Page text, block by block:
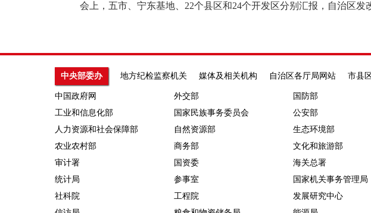
会上，五市、宁东基地、22个县区和24个开发区分别汇报，自治区发
中央部委办 地方纪检监察机关 媒体及相关机构 自治区各厅局网站 市县
中国政府网 外交部 国防部
工业和信息化部
国家民族事务委员会 公安部
人力资源和社会保障部
自然资源部 生态环境部
农业农村部
商务部 文化和旅游部
审计署
国资委 海关总署
统计局
参事室 国家机关事务管理局
社科院
工程院 发展研究中心